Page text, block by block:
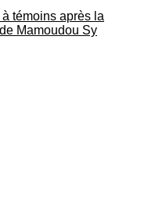
témoins après la
Mamoudou Sy